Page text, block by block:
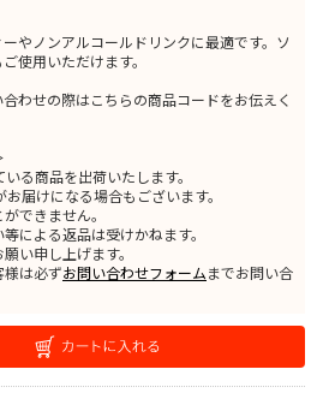
やノンアルコールドリンクに最適です。ソ
使用いただけます。
せの際はこちらの商品コードをお伝えく
る商品を出荷いたします。
届けになる場合もございます。
できません。
による返品は受けかねます。
い申し上げます。
は必ずお問い合わせフォームまでお問い合